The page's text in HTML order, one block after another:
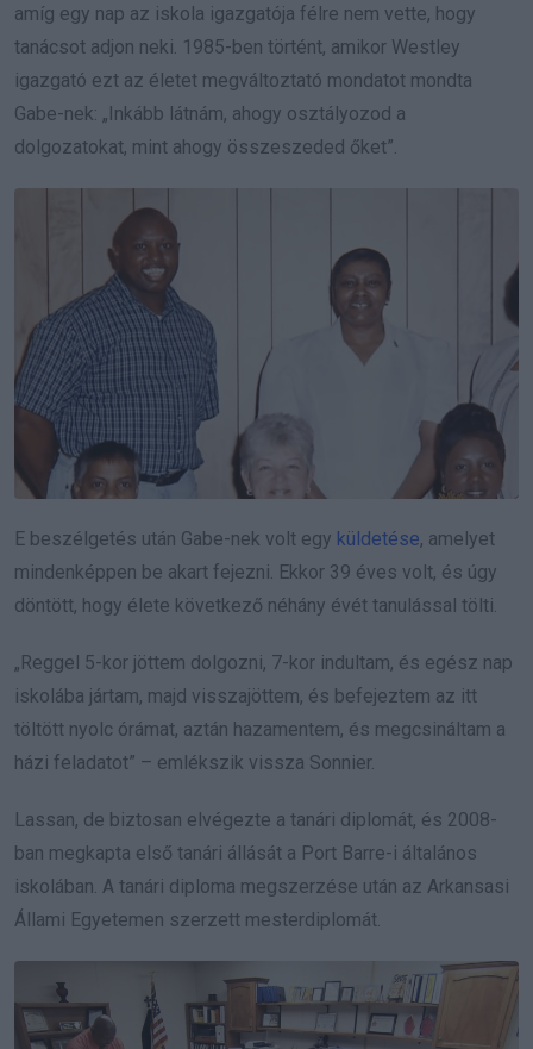
amíg egy nap az iskola igazgatója félre nem vette, hogy
tanácsot adjon neki. 1985-ben történt, amikor Westley
igazgató ezt az életet megváltoztató mondatot mondta
Gabe-nek: „Inkább látnám, ahogy osztályozod a
dolgozatokat, mint ahogy összeszeded őket”.
E beszélgetés után Gabe-nek volt egy küldetése, amelyet
mindenképpen be akart fejezni. Ekkor 39 éves volt, és úgy
döntött, hogy élete következő néhány évét tanulással tölti.
„Reggel 5-kor jöttem dolgozni, 7-kor indultam, és egész nap
iskolába jártam, majd visszajöttem, és befejeztem az itt
töltött nyolc órámat, aztán hazamentem, és megcsináltam a
házi feladatot” – emlékszik vissza Sonnier.
Lassan, de biztosan elvégezte a tanári diplomát, és 2008-
ban megkapta első tanári állását a Port Barre-i általános
iskolában. A tanári diploma megszerzése után az Arkansasi
Állami Egyetemen szerzett mesterdiplomát.